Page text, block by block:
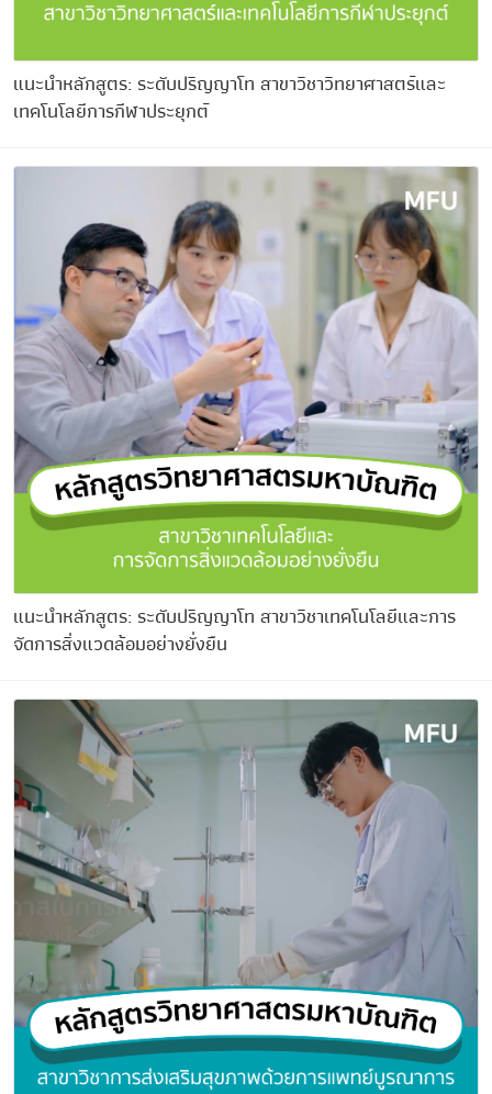
แนะนำหลักสูตร: ระดับปริญญาโท สาขาวิชาวิทยาศาสตร์และ
เทคโนโลยีการกีฬาประยุกต์
แนะนำหลักสูตร: ระดับปริญญาโท สาขาวิชาเทคโนโลยีและการ
จัดการสิ่งแวดล้อมอย่างยั่งยืน